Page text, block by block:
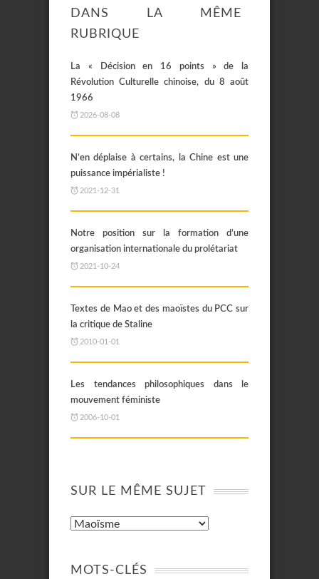
DANS LA MÊME
RUBRIQUE
La « Décision en 16 points » de la
Révolution Culturelle chinoise, du 8 août
1966
2026-08-08
N’en déplaise à certains, la Chine est une
puissance impérialiste !
2021-12-31
Notre position sur la formation d’une
organisation internationale du prolétariat
2021-10-24
Textes de Mao et des maoïstes du PCC sur
la critique de Staline
2010-01-01
Les tendances philosophiques dans le
mouvement féministe
2006-10-01
SUR LE MÊME SUJET
MOTS-CLÉS